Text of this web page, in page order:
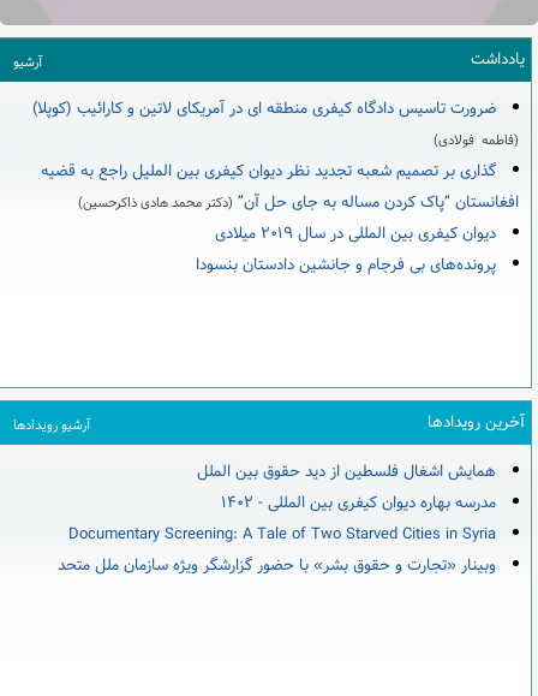
یادداشت آرشیو
ضرورت تاسیس دادگاه کیفری منطقه ­ای در آمریکای لاتین و کارائیب (کوپلا)
(فاطمه فولادی)
گذاری بر تصمیم شعبه تجدید نظر دیوان کیفری بین الملیل راجع به قضیه
افغانستان “پاک کردن مساله به جای حل آن” (دکتر محمد هادی ذاکرحسین)
دیوان کیفری بین المللی در سال ۲۰۱۹ میلادی
پرونده‌های بی فرجام و جانشین دادستان بنسودا
آخرین رویدادها آرشیو رویدادها
همایش اشغال فلسطین از دید حقوق بین الملل
مدرسه بهاره دیوان کیفری بین المللی - ۱۴۰۲
Documentary Screening: A Tale of Two Starved Cities in Syria
وبینار «تجارت و حقوق بشر» با حضور گزارشگر ویژه سازمان ملل متحد